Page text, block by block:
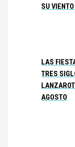
SU
LAS
TRES
AGOSTO